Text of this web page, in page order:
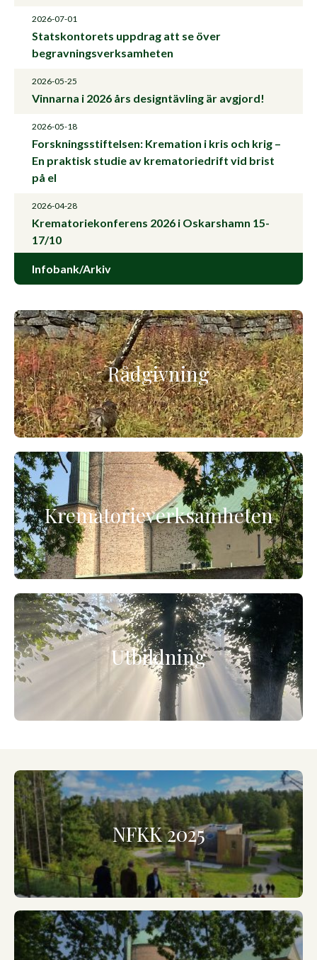
2026-07-01
Statskontorets uppdrag att se över
begravningsverksamheten
2026-05-25
Vinnarna i 2026 års designtävling är avgjord!
2026-05-18
Forskningsstiftelsen: Kremation i kris och krig –
En praktisk studie av krematoriedrift vid brist
på el
2026-04-28
Krematoriekonferens 2026 i Oskarshamn 15-
17/10
Infobank/Arkiv
Rådgivning
Krematorieverksamheten
Utbildning
NFKK 2025